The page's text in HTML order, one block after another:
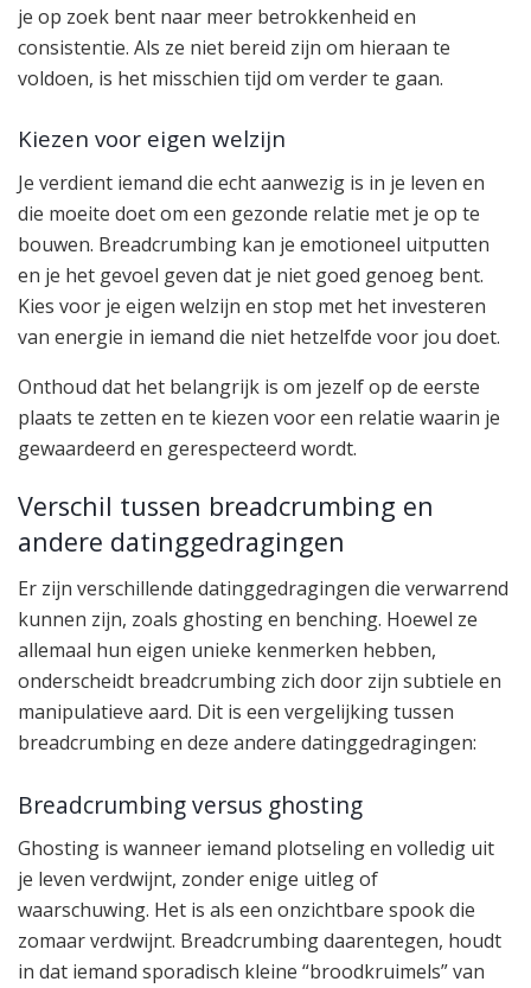
je op zoek bent naar meer betrokkenheid en
consistentie. Als ze niet bereid zijn om hieraan te
voldoen, is het misschien tijd om verder te gaan.
Kiezen voor eigen welzijn
Je verdient iemand die echt aanwezig is in je leven en
die moeite doet om een gezonde relatie met je op te
bouwen. Breadcrumbing kan je emotioneel uitputten
en je het gevoel geven dat je niet goed genoeg bent.
Kies voor je eigen welzijn en stop met het investeren
van energie in iemand die niet hetzelfde voor jou doet.
Onthoud dat het belangrijk is om jezelf op de eerste
plaats te zetten en te kiezen voor een relatie waarin je
gewaardeerd en gerespecteerd wordt.
Verschil tussen breadcrumbing en
andere datinggedragingen
Er zijn verschillende datinggedragingen die verwarrend
kunnen zijn, zoals ghosting en benching. Hoewel ze
allemaal hun eigen unieke kenmerken hebben,
onderscheidt breadcrumbing zich door zijn subtiele en
manipulatieve aard. Dit is een vergelijking tussen
breadcrumbing en deze andere datinggedragingen:
Breadcrumbing versus ghosting
Ghosting is wanneer iemand plotseling en volledig uit
je leven verdwijnt, zonder enige uitleg of
waarschuwing. Het is als een onzichtbare spook die
zomaar verdwijnt. Breadcrumbing daarentegen, houdt
in dat iemand sporadisch kleine “broodkruimels” van